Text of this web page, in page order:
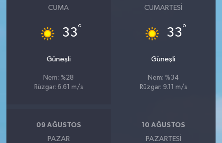
CUMA
33°
Güneşli
Nem: %28
Rüzgar: 6.61 m/s
CUMARTESI
33°
Güneşli
Nem: %34
Rüzgar: 9.11 m/s
09 AĞUSTOS
PAZAR
10 AĞUSTOS
PAZARTESI